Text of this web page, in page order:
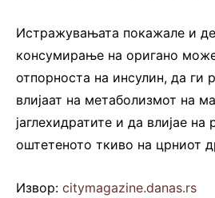
Истражувањата покажале и
консумирање на оригано
отпорноста на инсулин, да ги
влијаат на метаболизмот на
јаглехидратите и да влијае на
оштетеното ткиво на црниот
Извор: citymagazine.danas.rs